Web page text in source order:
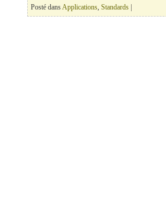
Posté dansApplications,Standards